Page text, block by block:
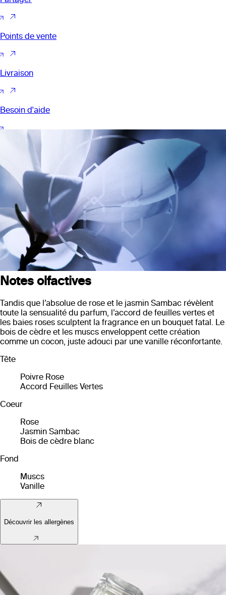
Points de vente
Livraison
Besoin d'aide
Notes olfactives
Tandis que l’absolue de rose et le jasmin Sambac révèlent
toute la sensualité du parfum, l’accord de feuilles vertes et
les baies roses sculptent la fragrance en un bouquet fatal. Le
bois de cèdre et les muscs enveloppent cette création
comme un cocon, juste adouci par une vanille réconfortante.
Tête
Poivre Rose
Accord Feuilles Vertes
Coeur
Rose
Jasmin Sambac
Bois de cèdre blanc
Fond
Muscs
Vanille
Découvrir les allergènes